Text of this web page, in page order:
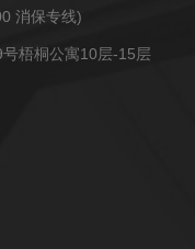
消保专线)
梧桐公寓10层-15层